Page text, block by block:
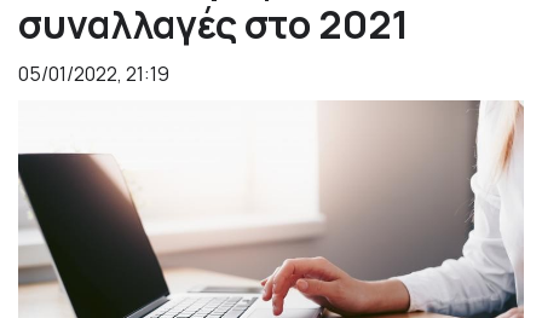
συναλλαγές στο 2021
05/01/2022, 21:19